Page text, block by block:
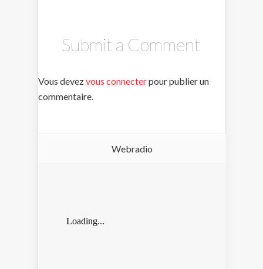
Submit a Comment
Vous devezvous connecterpour publier un
commentaire.
Webradio